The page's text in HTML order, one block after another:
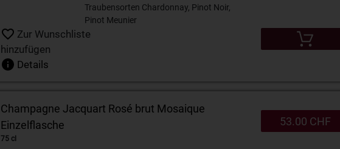
Traubensorten Chardonnay, Pinot Noir,
Pinot Meunier
Zur Wunschliste
hinzufügen
Details
Champagne Jacquart Rosé brut Mosaique
Einzelflasche
75 cl
53.00 CHF